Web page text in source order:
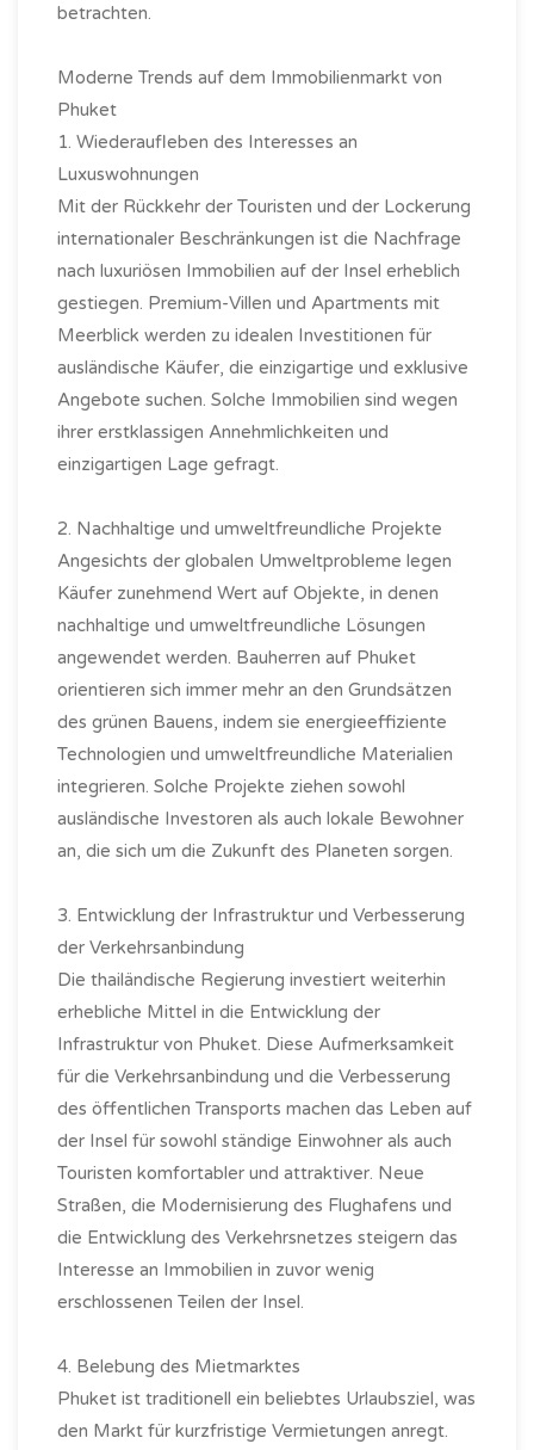
betrachten.
Moderne Trends auf dem Immobilienmarkt von
Phuket
1. Wiederaufleben des Interesses an
Luxuswohnungen
Mit der Rückkehr der Touristen und der Lockerung
internationaler Beschränkungen ist die Nachfrage
nach luxuriösen Immobilien auf der Insel erheblich
gestiegen. Premium-Villen und Apartments mit
Meerblick werden zu idealen Investitionen für
ausländische Käufer, die einzigartige und exklusive
Angebote suchen. Solche Immobilien sind wegen
ihrer erstklassigen Annehmlichkeiten und
einzigartigen Lage gefragt.
2. Nachhaltige und umweltfreundliche Projekte
Angesichts der globalen Umweltprobleme legen
Käufer zunehmend Wert auf Objekte, in denen
nachhaltige und umweltfreundliche Lösungen
angewendet werden. Bauherren auf Phuket
orientieren sich immer mehr an den Grundsätzen
des grünen Bauens, indem sie energieeffiziente
Technologien und umweltfreundliche Materialien
integrieren. Solche Projekte ziehen sowohl
ausländische Investoren als auch lokale Bewohner
an, die sich um die Zukunft des Planeten sorgen.
3. Entwicklung der Infrastruktur und Verbesserung
der Verkehrsanbindung
Die thailändische Regierung investiert weiterhin
erhebliche Mittel in die Entwicklung der
Infrastruktur von Phuket. Diese Aufmerksamkeit
für die Verkehrsanbindung und die Verbesserung
des öffentlichen Transports machen das Leben auf
der Insel für sowohl ständige Einwohner als auch
Touristen komfortabler und attraktiver. Neue
Straßen, die Modernisierung des Flughafens und
die Entwicklung des Verkehrsnetzes steigern das
Interesse an Immobilien in zuvor wenig
erschlossenen Teilen der Insel.
4. Belebung des Mietmarktes
Phuket ist traditionell ein beliebtes Urlaubsziel, was
den Markt für kurzfristige Vermietungen anregt.